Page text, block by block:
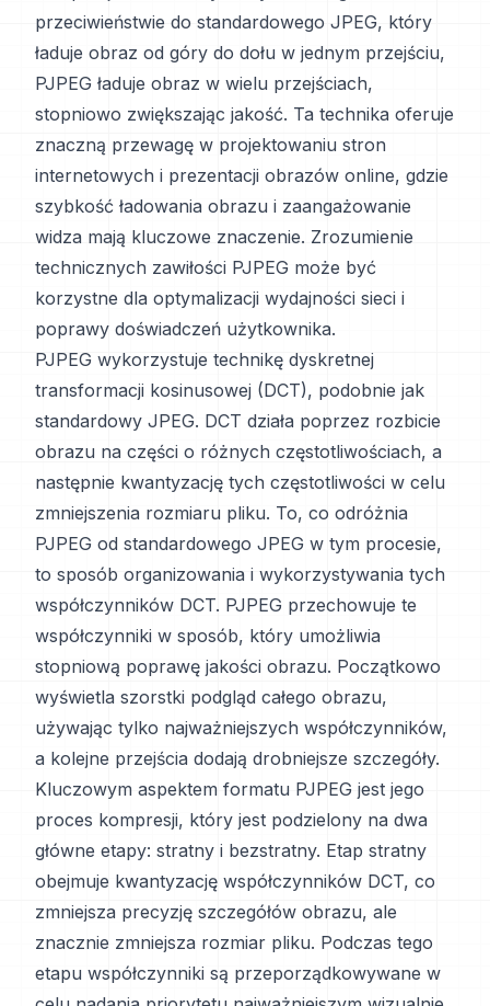
przeciwieństwie do standardowego JPEG, który
ładuje obraz od góry do dołu w jednym przejściu,
PJPEG ładuje obraz w wielu przejściach,
stopniowo zwiększając jakość. Ta technika oferuje
znaczną przewagę w projektowaniu stron
internetowych i prezentacji obrazów online, gdzie
szybkość ładowania obrazu i zaangażowanie
widza mają kluczowe znaczenie. Zrozumienie
technicznych zawiłości PJPEG może być
korzystne dla optymalizacji wydajności sieci i
poprawy doświadczeń użytkownika.
PJPEG wykorzystuje technikę dyskretnej
transformacji kosinusowej (DCT), podobnie jak
standardowy JPEG. DCT działa poprzez rozbicie
obrazu na części o różnych częstotliwościach, a
następnie kwantyzację tych częstotliwości w celu
zmniejszenia rozmiaru pliku. To, co odróżnia
PJPEG od standardowego JPEG w tym procesie,
to sposób organizowania i wykorzystywania tych
współczynników DCT. PJPEG przechowuje te
współczynniki w sposób, który umożliwia
stopniową poprawę jakości obrazu. Początkowo
wyświetla szorstki podgląd całego obrazu,
używając tylko najważniejszych współczynników,
a kolejne przejścia dodają drobniejsze szczegóły.
Kluczowym aspektem formatu PJPEG jest jego
proces kompresji, który jest podzielony na dwa
główne etapy: stratny i bezstratny. Etap stratny
obejmuje kwantyzację współczynników DCT, co
zmniejsza precyzję szczegółów obrazu, ale
znacznie zmniejsza rozmiar pliku. Podczas tego
etapu współczynniki są przeporządkowywane w